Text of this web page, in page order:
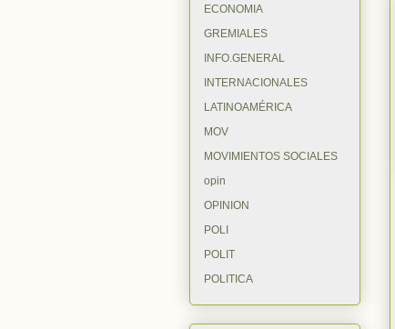
ECONOMIA
GREMIALES
INFO.GENERAL
INTERNACIONALES
LATINOAMÉRICA
MOV
MOVIMIENTOS SOCIALES
opin
OPINION
POLI
POLIT
POLITICA